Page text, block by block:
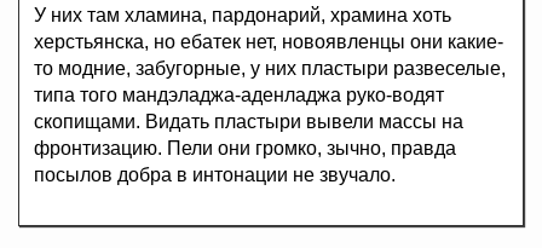
У них там хламина, пардонарий, храмина хоть
херстьянска, но ебатек нет, новоявленцы они какие-
то модние, забугорные, у них пластыри развеселые,
типа того мандэладжа-аденладжа руко-водят
скопищами. Видать пластыри вывели массы на
фронтизацию. Пели они громко, зычно, правда
посылов добра в интонации не звучало.